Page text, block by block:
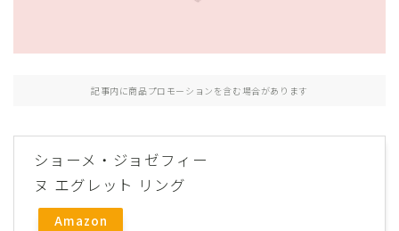
記事内に商品プロモーションを含む場合があります
ショーメ・ジョゼフィー
ヌ エグレット リング
Amazon